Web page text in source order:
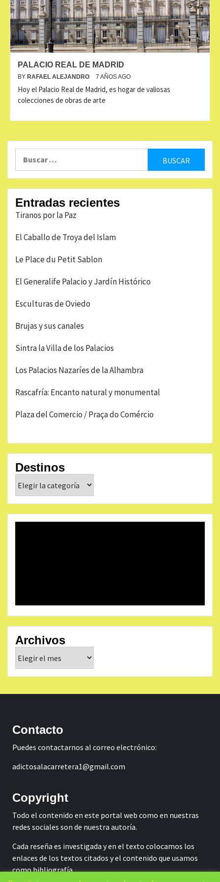
PALACIO REAL DE MADRID
BY RAFAEL ALEJANDRO 7 AÑOS AGO
Hoy el Palacio Real de Madrid, es hogar de valiosas
colecciones de obras de arte
Entradas recientes
Tiranos por la Paz
El Caballo de Troya del Islam
Le Place du Petit Sablon
El Generalife Palacio y Jardín Histórico
Esculturas de Oviedo
Brujas y sus canales
Sintra la Villa de los Palacios
Los Palacios Nazaríes de la Alhambra
Rascafría: Encanto natural y monumental
Plaza del Comercio / Praça do Comércio
Destinos
Archivos
Contacto
Puedes contactarnos al correo electrónico:
adictosalacarretera1@gmail.com
Copyright
Todo el contenido en este portal web como en nuestras
redes sociales son de nuestra autoría.
Cada reseña es investigada y en el texto colocamos los
enlaces de los textos citados y el contenido que usamos
como bibliografía.